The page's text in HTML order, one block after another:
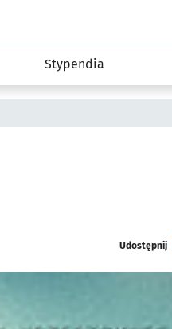
Kultura
Stypendia
Udostępnij